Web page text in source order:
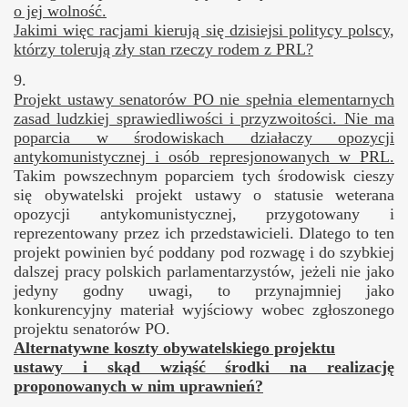
o jej wolność.
Jakimi więc racjami kierują się dzisiejsi politycy polscy,
którzy tolerują zły stan rzeczy rodem z PRL?
9.
Projekt ustawy senatorów PO nie spełnia elementarnych
zasad ludzkiej sprawiedliwości i przyzwoitości. Nie ma
poparcia w środowiskach działaczy opozycji
antykomunistycznej i osób represjonowanych w PRL.
Takim powszechnym poparciem tych środowisk cieszy
się obywatelski projekt ustawy o statusie weterana
opozycji antykomunistycznej, przygotowany i
reprezentowany przez ich przedstawicieli. Dlatego to ten
projekt powinien być poddany pod rozwagę i do szybkiej
dalszej pracy polskich parlamentarzystów, jeżeli nie jako
jedyny godny uwagi, to przynajmniej jako
konkurencyjny materiał wyjściowy wobec zgłoszonego
projektu senatorów PO.
Alternatywne koszty obywatelskiego projektu
ustawy i skąd wziąść środki na realizację
proponowanych w nim uprawnień?